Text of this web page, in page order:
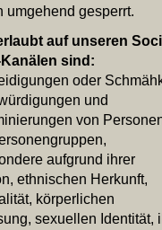
umgehend gesperrt.
auf unseren
sind:
oder
und
von
aufgrund ihrer
ethnischen Herkunft,
körperlichen
sexuellen Identität,